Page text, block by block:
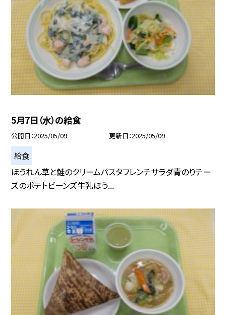
5月7日（水）の給食
公開日 2025/05/09 更新日 2025/05/09
給食
ほうれん草と鮭のクリームパスタフレンチサラダ青のりチー
ズのポテトビーンズ牛乳ほう...